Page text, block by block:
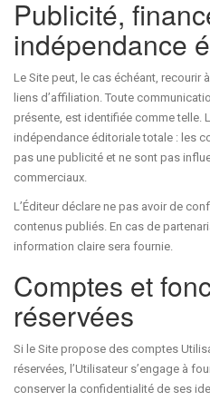
Publicité,
indépendance
Le Site peut, le cas échéant,
liens d’affiliation. Toute
présente, est identifiée comme telle.
indépendance éditoriale totale : les
pas une publicité et ne sont pas
commerciaux.
L’Éditeur déclare ne pas avoir de
contenus publiés. En cas de
information claire sera fournie.
Comptes et
réservées
Si le Site propose des comptes
réservées, l’Utilisateur s’engage à
conserver la confidentialité de ses